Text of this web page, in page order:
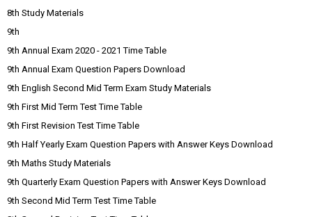
8th Study Materials
9th
9th Annual Exam 2020 - 2021 Time Table
9th Annual Exam Question Papers Download
9th English Second Mid Term Exam Study Materials
9th First Mid Term Test Time Table
9th First Revision Test Time Table
9th Half Yearly Exam Question Papers with Answer Keys Download
9th Maths Study Materials
9th Quarterly Exam Question Papers with Answer Keys Download
9th Second Mid Term Test Time Table